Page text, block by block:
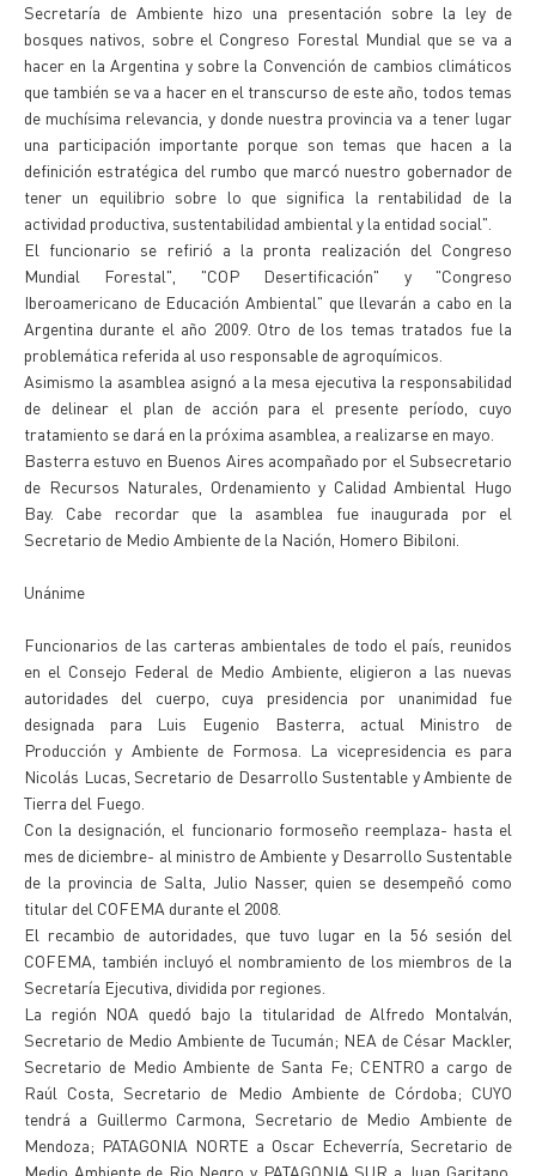
Secretaría de Ambiente hizo una presentación sobre la ley de
bosques nativos, sobre el Congreso Forestal Mundial que se va a
hacer en la Argentina y sobre la Convención de cambios climáticos
que también se va a hacer en el transcurso de este año, todos temas
de muchísima relevancia, y donde nuestra provincia va a tener lugar
una participación importante porque son temas que hacen a la
definición estratégica del rumbo que marcó nuestro gobernador de
tener un equilibrio sobre lo que significa la rentabilidad de la
actividad productiva, sustentabilidad ambiental y la entidad social".
El funcionario se refirió a la pronta realización del Congreso
Mundial Forestal", "COP Desertificación" y "Congreso
Iberoamericano de Educación Ambiental" que llevarán a cabo en la
Argentina durante el año 2009. Otro de los temas tratados fue la
problemática referida al uso responsable de agroquímicos.
Asimismo la asamblea asignó a la mesa ejecutiva la responsabilidad
de delinear el plan de acción para el presente período, cuyo
tratamiento se dará en la próxima asamblea, a realizarse en mayo.
Basterra estuvo en Buenos Aires acompañado por el Subsecretario
de Recursos Naturales, Ordenamiento y Calidad Ambiental Hugo
Bay. Cabe recordar que la asamblea fue inaugurada por el
Secretario de Medio Ambiente de la Nación, Homero Bibiloni.
Unánime
Funcionarios de las carteras ambientales de todo el país, reunidos
en el Consejo Federal de Medio Ambiente, eligieron a las nuevas
autoridades del cuerpo, cuya presidencia por unanimidad fue
designada para Luis Eugenio Basterra, actual Ministro de
Producción y Ambiente de Formosa. La vicepresidencia es para
Nicolás Lucas, Secretario de Desarrollo Sustentable y Ambiente de
Tierra del Fuego.
Con la designación, el funcionario formoseño reemplaza- hasta el
mes de diciembre- al ministro de Ambiente y Desarrollo Sustentable
de la provincia de Salta, Julio Nasser, quien se desempeñó como
titular del COFEMA durante el 2008.
El recambio de autoridades, que tuvo lugar en la 56 sesión del
COFEMA, también incluyó el nombramiento de los miembros de la
Secretaría Ejecutiva, dividida por regiones.
La región NOA quedó bajo la titularidad de Alfredo Montalván,
Secretario de Medio Ambiente de Tucumán; NEA de César Mackler,
Secretario de Medio Ambiente de Santa Fe; CENTRO a cargo de
Raúl Costa, Secretario de Medio Ambiente de Córdoba; CUYO
tendrá a Guillermo Carmona, Secretario de Medio Ambiente de
Mendoza; PATAGONIA NORTE a Oscar Echeverría, Secretario de
Medio Ambiente de Rio Negro y PATAGONIA SUR a Juan Garitano,